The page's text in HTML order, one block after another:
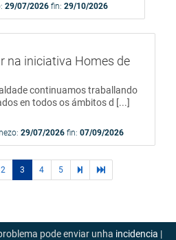
29/07/2026 fin: 29/10/2026
na iniciativa Homes de
continuamos traballando
en todos os ámbitos d [...]
29/07/2026 fin: 07/09/2026
2 3 4 5
páginasúltima
pode enviar unha incidencia |